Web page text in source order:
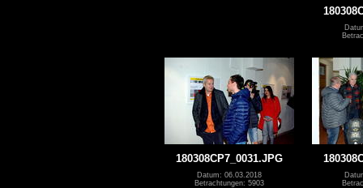
180308CP7_0031.JPG
Datum: 06.03.2018
Betrachtungen: 5903